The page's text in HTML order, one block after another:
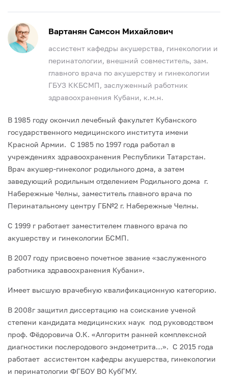
Вартанян Самсон Михайлович
ассистент кафедры акушерства, гинекологии и
перинатологии, внешний совместитель, зам.
главного врача по акушерству и гинекологии
ГБУЗ ККБСМП, заслуженный работник
здравоохранения Кубани, к.м.н.
В 1985 году окончил лечебный факультет Кубанского
государственного медицинского института имени
Красной Армии. С 1985 по 1997 года работал в
учреждениях здравоохранения Республики Татарстан.
Врач акушер-гинеколог родильного дома, а затем
заведующий родильным отделением Родильного дома г.
Набережные Челны, заместитель главного врача по
Перинатальному центру ГБ№2 г. Набережные Челны.
С 1999 г работает заместителем главного врача по
акушерству и гинекологии БСМП.
В 2007 году присвоено почетное звание «заслуженного
работника здравоохранения Кубани».
Имеет высшую врачебную квалификационную категорию.
В 2008г защитил диссертацию на соискание ученой
степени кандидата медицинских наук под руководством
проф. Фёдоровича О.К. «Алгоритм ранней комплексной
диагностики послеродового эндометрита…». С 2015 года
работает ассистентом кафедры акушерства, гинекологии
и перинатологии ФГБОУ ВО КубГМУ.